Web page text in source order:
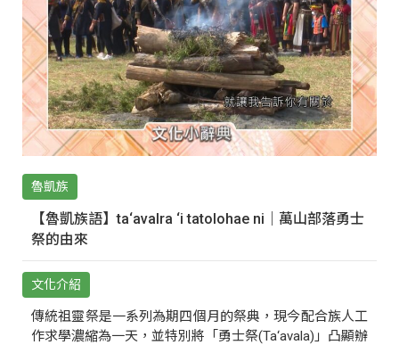
魯凱族
【魯凱族語】ta‘avalra ‘i tatolohae ni｜萬山部落勇士
祭的由來
文化介紹
傳統祖靈祭是一系列為期四個月的祭典，現今配合族人工
作求學濃縮為一天，並特別將「勇士祭(Ta‘avala)」凸顯辦